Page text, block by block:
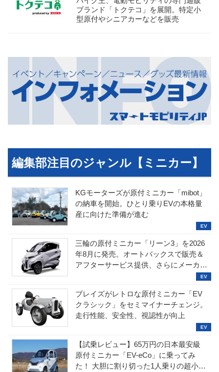
ブランド「トクテコ」を展開。特定小
型原付やシニアカーなどを販売
編集部注目のジャンル【ミニカー】
KGモーターズが原付ミニカー「mibot」
の納車を開始。ひとり乗りEVの本格量
産に向けた準備が進む
三輪の原付ミニカー「リーン3」を2026
年8月に発売。オートバックスで販売＆
アフターサービス提供、さらにメーカー
ブレイズがレトロな原付ミニカー「EV
クラシック」をセミマイナーチェンジ。
走行性能、安全性、視認性が向上
【試乗レビュー】65万円の日本最安級
原付ミニカー「EV-eCo」に乗ってみ
た！ 大胆に割り切った1人乗りの超小型